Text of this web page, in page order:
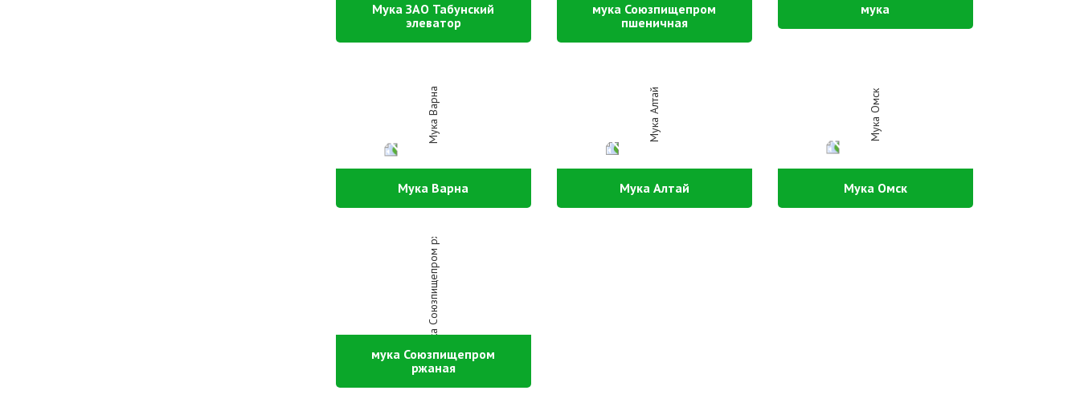
Мука ЗАО Табунский
элеватор
мука Союзпищепром
пшеничная
мука
Мука Варна Мука Алтай Мука Омск
мука Союзпищепром
ржаная